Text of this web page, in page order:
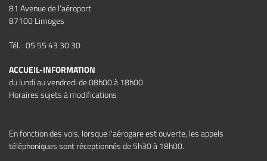
81 Avenue de l'aéroport
87100 Limoges
Tél. : 05 55 43 30 30
ACCUEIL-INFORMATION
du lundi au vendredi de 08h00 à 18h00
Horaires sujets à modifications
En fonction des vols, lorsque l'aérogare est ouverte, les appels
téléphoniques sont réceptionnés de 5h30 à 18h00.